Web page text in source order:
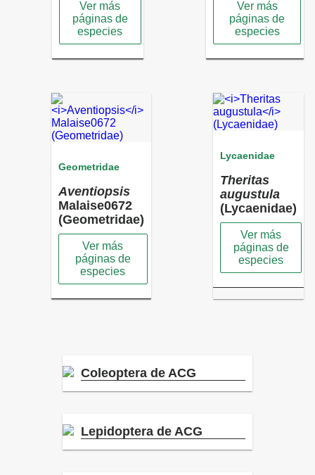
Ver más
páginas de
especies
Ver más
páginas de
especies
Geometridae
Aventiopsis
Malaise0672
(Geometridae)
Ver más
páginas de
especies
Lycaenidae
Theritas
augustula
(Lycaenidae)
Ver más
páginas de
especies
Coleoptera de ACG
Lepidoptera de ACG